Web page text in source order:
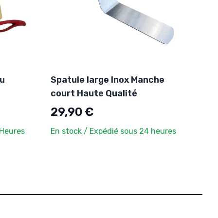
Spatule large Inox Manche
court Haute Qualité
29,90 €
En stock / Expédié sous 24 heures